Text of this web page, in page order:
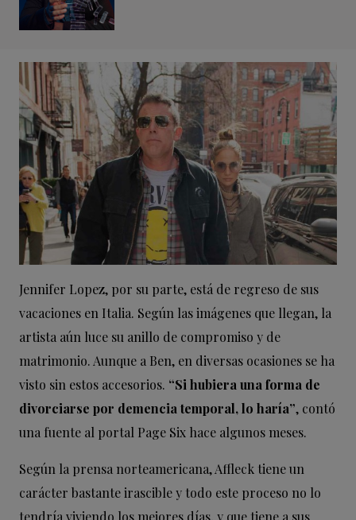
Jennifer Lopez, por su parte, está de regreso de sus
vacaciones en Italia. Según las imágenes que llegan, la
artista aún luce su anillo de compromiso y de
matrimonio. Aunque a Ben, en diversas ocasiones se ha
visto sin estos accesorios. “Si hubiera una forma de
divorciarse por demencia temporal, lo haría”, contó
una fuente al portal Page Six hace algunos meses.
Según la prensa norteamericana, Affleck tiene un
carácter bastante irascible y todo este proceso no lo
tendría viviendo los mejores días, y que tiene a sus